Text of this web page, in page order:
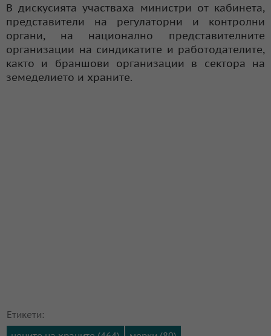
В дискусията участваха министри от кабинета,
представители на регулаторни и контролни
органи, на национално представителните
организации на синдикатите и работодателите,
както и браншови организации в сектора на
земеделието и храните.
Етикети: